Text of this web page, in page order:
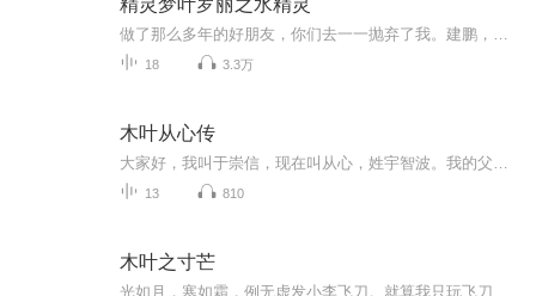
18 3.3万
木叶从心传
13 810
木叶之寸芒